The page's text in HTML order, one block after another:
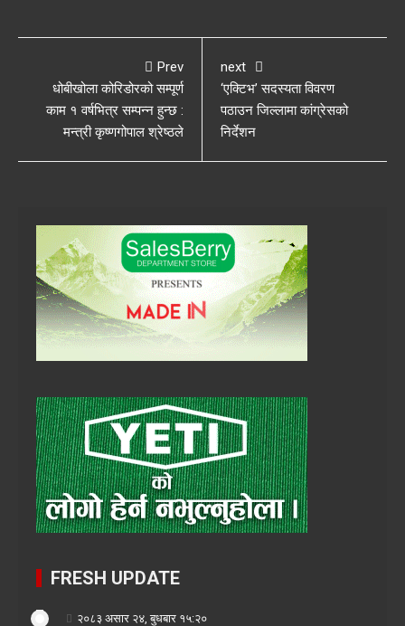
Prev
धोबीखोला कोरिडोरको सम्पूर्ण
काम १ वर्षभित्र सम्पन्न हुन्छ :
मन्त्री कृष्णगोपाल श्रेष्ठले
next
‘एक्टिभ’ सदस्यता विवरण
पठाउन जिल्लामा कांग्रेसको
निर्देशन
FRESH UPDATE
२०८३ असार २४, बुधबार १५:२०